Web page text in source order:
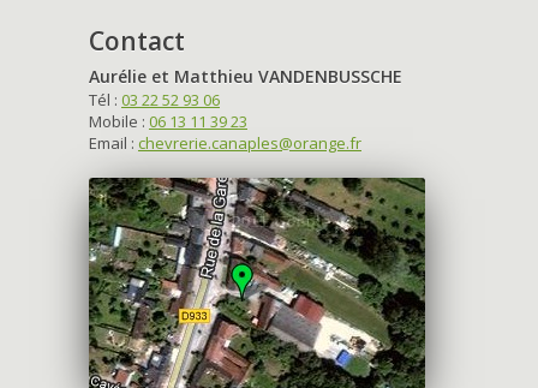
Contact
Aurélie et Matthieu VANDENBUSSCHE
Tél : 03 22 52 93 06
Mobile : 06 13 11 39 23
Email : chevrerie.canaples@orange.fr